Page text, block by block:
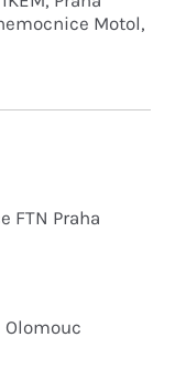
Motol,
FTN Praha